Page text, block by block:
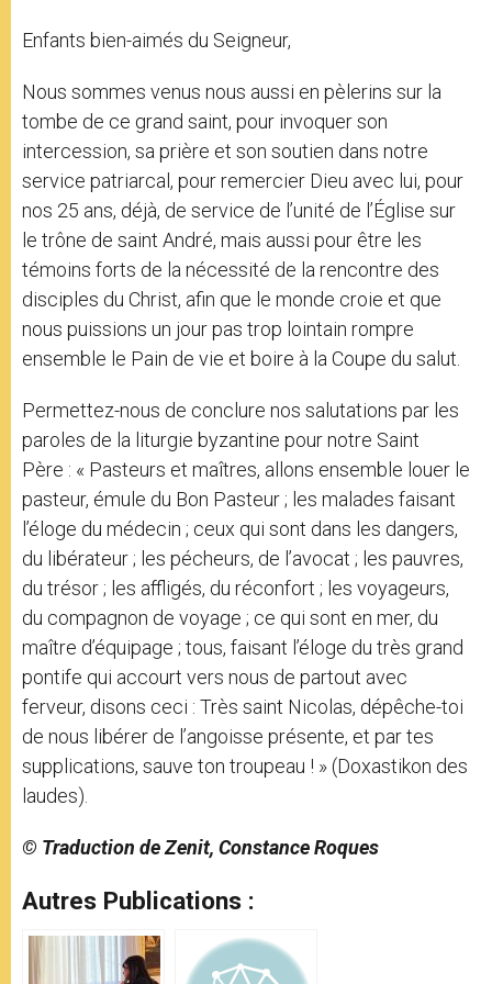
Enfants bien-aimés du Seigneur,
Nous sommes venus nous aussi en pèlerins sur la
tombe de ce grand saint, pour invoquer son
intercession, sa prière et son soutien dans notre
service patriarcal, pour remercier Dieu avec lui, pour
nos 25 ans, déjà, de service de l’unité de l’Église sur
le trône de saint André, mais aussi pour être les
témoins forts de la nécessité de la rencontre des
disciples du Christ, afin que le monde croie et que
nous puissions un jour pas trop lointain rompre
ensemble le Pain de vie et boire à la Coupe du salut.
Permettez-nous de conclure nos salutations par les
paroles de la liturgie byzantine pour notre Saint
Père : « Pasteurs et maîtres, allons ensemble louer le
pasteur, émule du Bon Pasteur ; les malades faisant
l’éloge du médecin ; ceux qui sont dans les dangers,
du libérateur ; les pécheurs, de l’avocat ; les pauvres,
du trésor ; les affligés, du réconfort ; les voyageurs,
du compagnon de voyage ; ce qui sont en mer, du
maître d’équipage ; tous, faisant l’éloge du très grand
pontife qui accourt vers nous de partout avec
ferveur, disons ceci : Très saint Nicolas, dépêche-toi
de nous libérer de l’angoisse présente, et par tes
supplications, sauve ton troupeau ! » (Doxastikon des
laudes).
© Traduction de Zenit, Constance Roques
Autres Publications :